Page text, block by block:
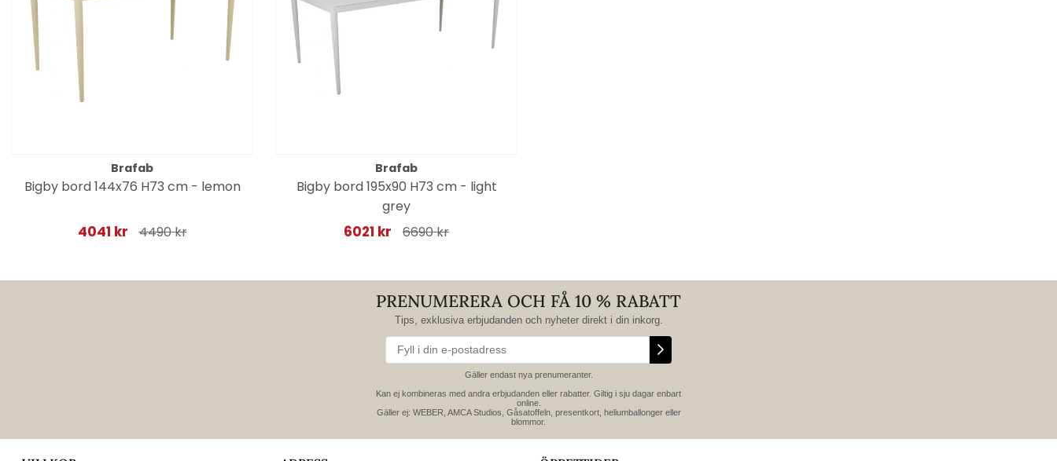
Brafab
Bigby bord 144x76 H73 cm - lemon
4041 kr 4490 kr
Brafab
Bigby bord 195x90 H73 cm - light
grey
6021 kr 6690 kr
PRENUMERERA OCH FÅ 10 % RABATT
Tips, exklusiva erbjudanden och nyheter direkt i din inkorg.
Gäller endast nya prenumeranter.
Kan ej kombineras med andra erbjudanden eller rabatter. Giltig i sju dagar enbart
online.
Gäller ej: WEBER, AMCA Studios, Gåsatoffeln, presentkort, heliumballonger eller
blommor.